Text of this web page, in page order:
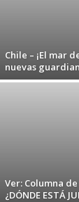
Chile – ¡El mar
nuevas
Ver: Columna
¿DÓNDE ESTÁ